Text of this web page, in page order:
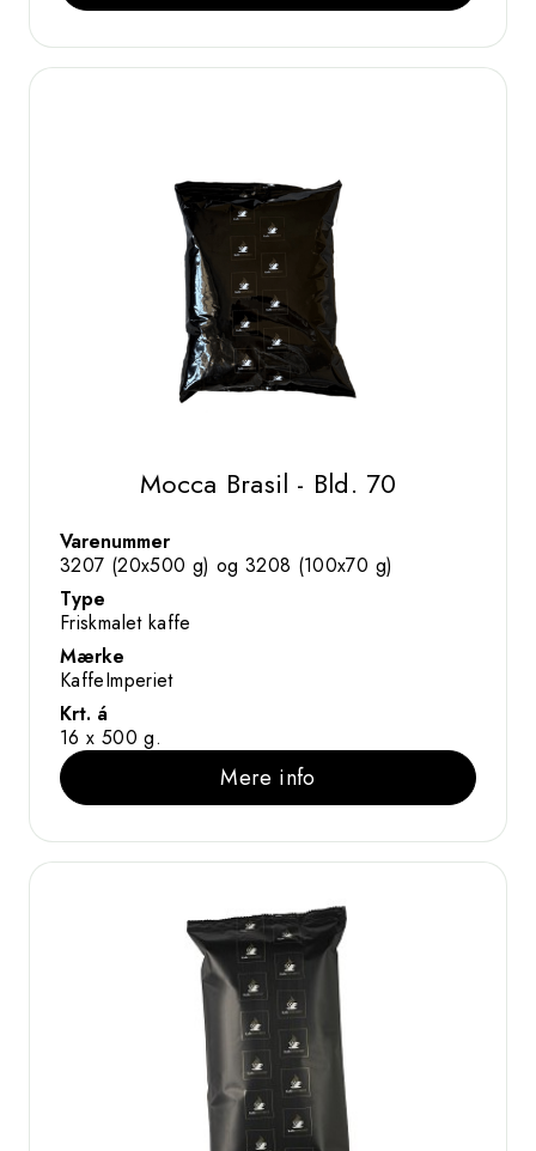
Mocca Brasil - Bld. 70
Varenummer
3207 (20x500 g) og 3208 (100x70 g)
Type
Friskmalet kaffe
Mærke
KaffeImperiet
Krt. á
16 x 500 g.
Mere info